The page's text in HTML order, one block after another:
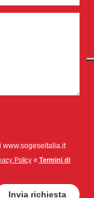
Policye Termini di